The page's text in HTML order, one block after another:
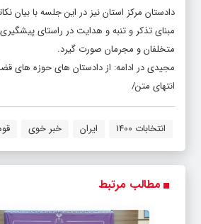
دادستان مرکز استان نیز در این جلسه با
مبنای تذکر و تنبه و هدایت در راستای
متخلفان و مجرمان صورت گیرد.
مجیدی در ادامه: از دادستان های حوزه های
انتهای متن/
انتخابات 1400 ایران خبر خوی
مطالب مرتبط